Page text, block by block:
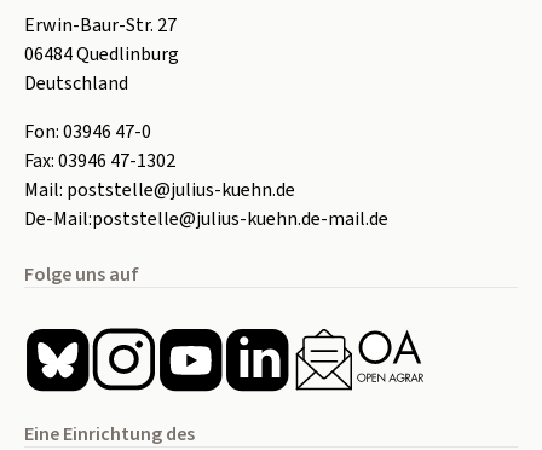
Erwin-Baur-Str. 27
06484Quedlinburg
Deutschland
Fon:03946 47-0
Fax:03946 47-1302
Mail: poststelle@julius-kuehn.de
De-Mail:poststelle@julius-kuehn.de-mail.de
Folge uns auf
Eine Einrichtung des